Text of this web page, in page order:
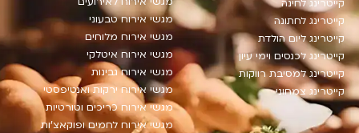
קייטרינג לחינה
קייטרינג לחתונה
קייטרינג ליום הולדת
קייטרינג לכנסים וימי עיון
קייטרינג למסיבת רווקות
קייטרינג צמחוני
מגשי אירוח טבעוני
מגשי אירוח מלוחים
מגשי אירוח איטלקי
מגשי אירוח גבינות
מגשי אירוח ירקות ואנטיפסטי
מגשי אירוח כריכים וטורטיות
מגשי אירוח לחמים ופוקאצ'ות